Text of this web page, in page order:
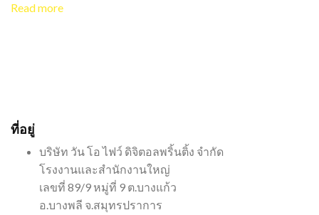
Read more
ที่อยู่
บริษัท วัน โอ ไฟว์ ดิจิตอลพริ้นติ้ง จำกัด
โรงงานและสำนักงานใหญ่
เลขที่ 89/9 หมู่ที่ 9 ต.บางแก้ว
อ.บางพลี จ.สมุทรปราการ